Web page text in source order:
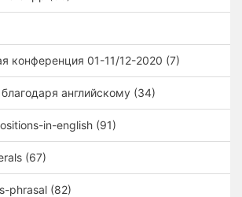
конференция 01-11/12-2020 (7)
английскому (34)
in-english (91)
(67)
phrasal (82)